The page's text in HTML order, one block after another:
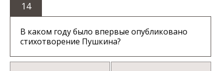
14
В каком году было впервые опубликовано
стихотворение Пушкина?